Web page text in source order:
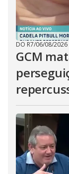
DO R7/06/08/2026
GCM